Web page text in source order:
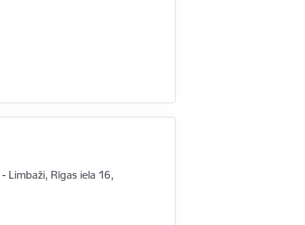
- Limbaži, Rīgas iela 16,